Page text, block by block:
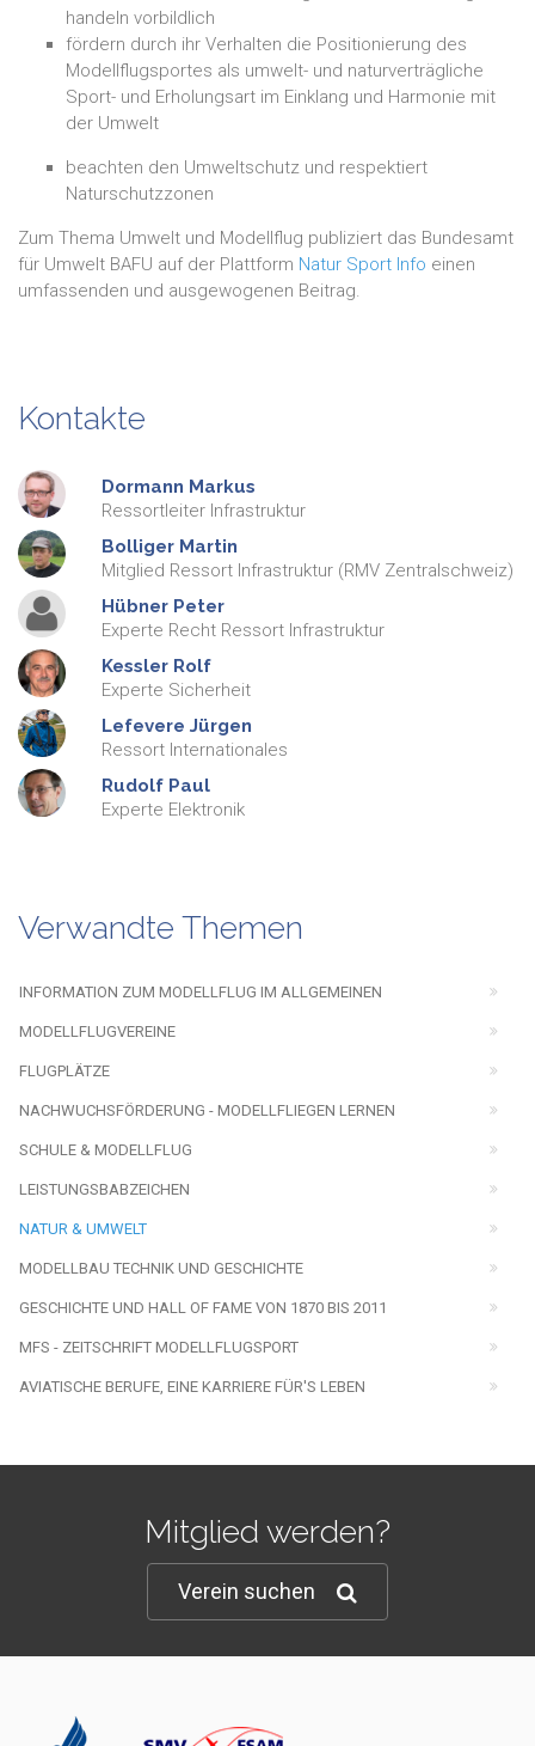
handeln vorbildlich
fördern durch ihr Verhalten die Positionierung des
Modellflugsportes als umwelt- und naturverträgliche
Sport- und Erholungsart im Einklang und Harmonie mit
der Umwelt
beachten den Umweltschutz und respektiert
Naturschutzzonen
Zum Thema Umwelt und Modellflug publiziert das Bundesamt
für Umwelt BAFU auf der Plattform Natur Sport Info einen
umfassenden und ausgewogenen Beitrag.
Kontakte
Dormann Markus
Ressortleiter Infrastruktur
Bolliger Martin
Mitglied Ressort Infrastruktur (RMV Zentralschweiz)
Hübner Peter
Experte Recht Ressort Infrastruktur
Kessler Rolf
Experte Sicherheit
Lefevere Jürgen
Ressort Internationales
Rudolf Paul
Experte Elektronik
Verwandte Themen
INFORMATION ZUM MODELLFLUG IM ALLGEMEINEN
MODELLFLUGVEREINE
FLUGPLÄTZE
NACHWUCHSFÖRDERUNG - MODELLFLIEGEN LERNEN
SCHULE & MODELLFLUG
LEISTUNGSBABZEICHEN
NATUR & UMWELT
MODELLBAU TECHNIK UND GESCHICHTE
GESCHICHTE UND HALL OF FAME VON 1870 BIS 2011
MFS - ZEITSCHRIFT MODELLFLUGSPORT
AVIATISCHE BERUFE, EINE KARRIERE FÜR'S LEBEN
Mitglied werden?
Verein suchen